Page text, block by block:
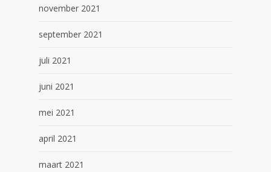
november 2021
september 2021
juli 2021
juni 2021
mei 2021
april 2021
maart 2021